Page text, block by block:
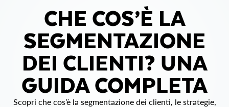
CHE COS’È LA
SEGMENTAZIONE
DEI CLIENTI? UNA
GUIDA COMPLETA
Scopri che cos’è la segmentazione dei clienti, le strategie,